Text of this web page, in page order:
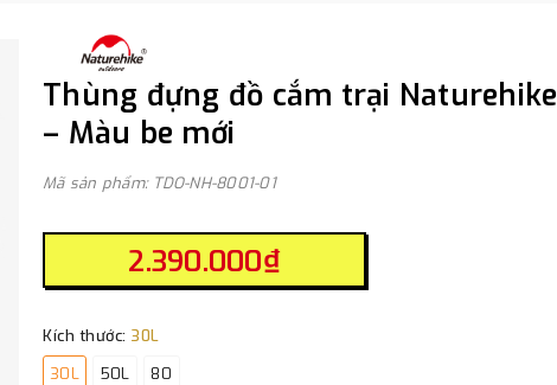
Thùng đựng đồ cắm trại Naturehike
– Màu be mới
Mã sản phẩm: TDO-NH-8001-01
2.390.000₫
Kích thước: 30L
30L
50L 80